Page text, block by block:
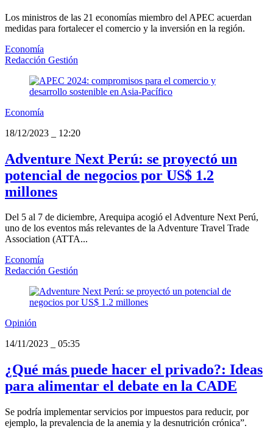
Los ministros de las 21 economías miembro del APEC acuerdan
medidas para fortalecer el comercio y la inversión en la región.
Economía
Redacción Gestión
Economía
18/12/2023
12:20
Adventure Next Perú: se proyectó un
potencial de negocios por US$ 1.2
millones
Del 5 al 7 de diciembre, Arequipa acogió el Adventure Next Perú,
uno de los eventos más relevantes de la Adventure Travel Trade
Association (ATTA...
Economía
Redacción Gestión
Opinión
14/11/2023
05:35
¿Qué más puede hacer el privado?: Ideas
para alimentar el debate en la CADE
Se podría implementar servicios por impuestos para reducir, por
ejemplo, la prevalencia de la anemia y la desnutrición crónica”.